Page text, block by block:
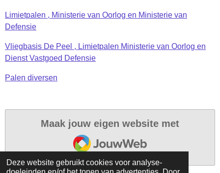
Deze website gebruikt cookies voor analyse-
Limietpalen , Ministerie van Oorlog en Ministerie van
Defensie
Vliegbasis De Peel , Limietpalen Ministerie van Oorlog en
Dienst Vastgoed Defensie
Palen diversen
Maak jouw eigen website met
JouwWeb